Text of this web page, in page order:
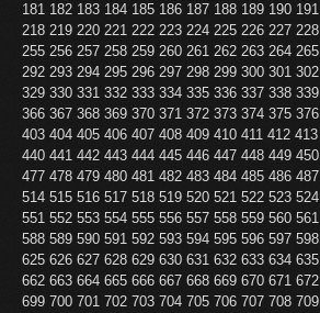
181 182 183 184 185 186 187 188 189 190 191
218 219 220 221 222 223 224 225 226 227 228
255 256 257 258 259 260 261 262 263 264 265
292 293 294 295 296 297 298 299 300 301 302
329 330 331 332 333 334 335 336 337 338 339
366 367 368 369 370 371 372 373 374 375 376
403 404 405 406 407 408 409 410 411 412 413
440 441 442 443 444 445 446 447 448 449 450
477 478 479 480 481 482 483 484 485 486 487
514 515 516 517 518 519 520 521 522 523 524
551 552 553 554 555 556 557 558 559 560 561
588 589 590 591 592 593 594 595 596 597 598
625 626 627 628 629 630 631 632 633 634 635
662 663 664 665 666 667 668 669 670 671 672
699 700 701 702 703 704 705 706 707 708 709